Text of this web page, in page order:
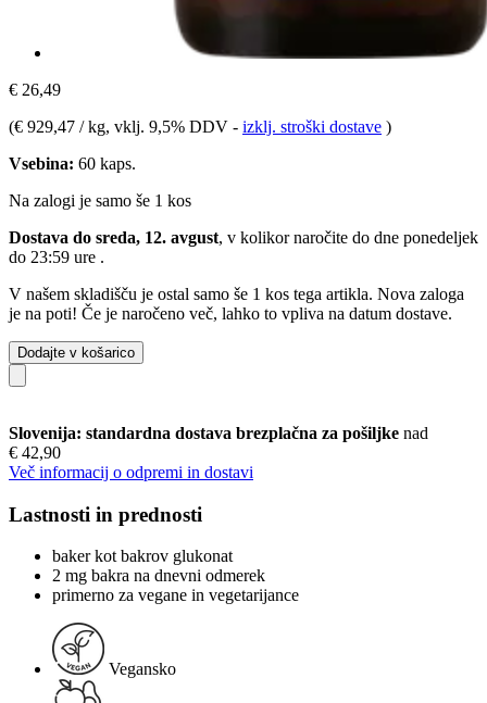
€ 26,49
(€ 929,47 / kg, vklj. 9,5% DDV - izklj. stroški dostave )
Vsebina: 60 kaps.
Na zalogi je samo še 1 kos
Dostava do sreda, 12. avgust, v kolikor naročite do dne ponedeljek
do 23:59 ure .
V našem skladišču je ostal samo še 1 kos tega artikla. Nova zaloga
je na poti! Če je naročeno več, lahko to vpliva na datum dostave.
Dodajte v košarico
Slovenija: standardna dostava brezplačna za pošiljke nad
€ 42,90
Več informacij o odpremi in dostavi
Lastnosti in prednosti
baker kot bakrov glukonat
2 mg bakra na dnevni odmerek
primerno za vegane in vegetarijance
Vegansko